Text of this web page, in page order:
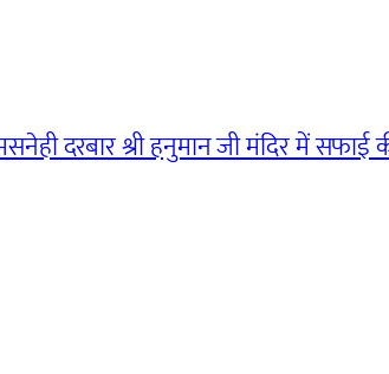
दरबार श्री हनुमान जी मंदिर में सफाई